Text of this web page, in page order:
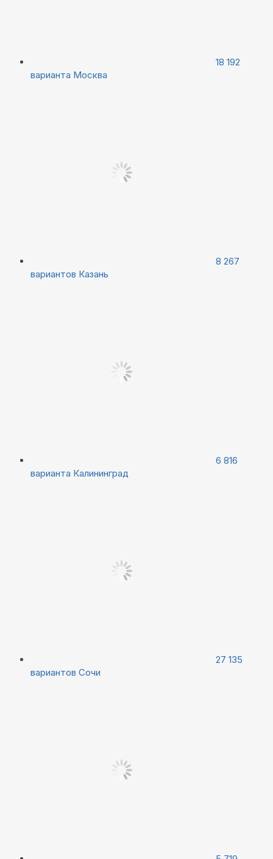
18 192
варианта Москва
8 267
вариантов Казань
6 816
варианта Калининград
27 135
вариантов Сочи